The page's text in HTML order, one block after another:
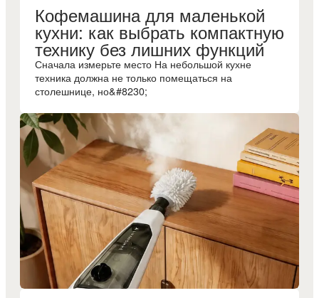
Кофемашина для маленькой
кухни: как выбрать компактную
технику без лишних функций
Сначала измерьте место На небольшой кухне
техника должна не только помещаться на
столешнице, но&#8230;